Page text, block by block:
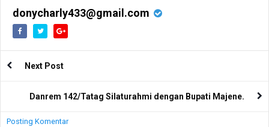
donycharly433@gmail.com
Next Post
Danrem 142/Tatag Silaturahmi dengan Bupati Majene.
Posting Komentar